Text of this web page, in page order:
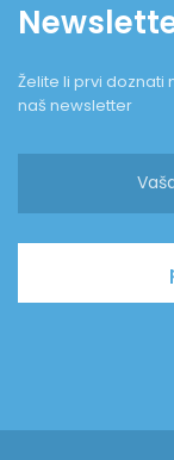
Želite li prvi doznati
naš newsletter